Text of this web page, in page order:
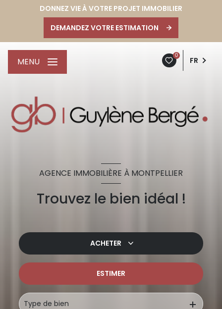
DONNEZ VIE À VOTRE PROJET IMMOBILIER
DEMANDEZ VOTRE ESTIMATION
0
FR
MENU
AGENCE IMMOBILIÈRE À MONTPELLIER
Trouvez le bien idéal !
ACHETER
De l'immo pro
ESTIMER
Type de bien